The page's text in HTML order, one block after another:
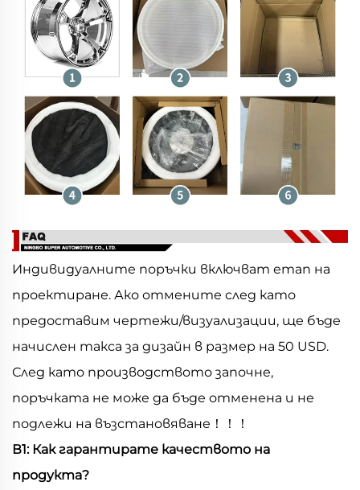
Индивидуалните поръчки включват етап на
проектиране. Ако отмените след като
предоставим чертежи/визуализации, ще бъде
начислен такса за дизайн в размер на 50 USD.
След като производството започне,
поръчката не може да бъде отменена и не
подлежи на възстановяване！！！
В1: Как гарантирате качеството на
продукта?